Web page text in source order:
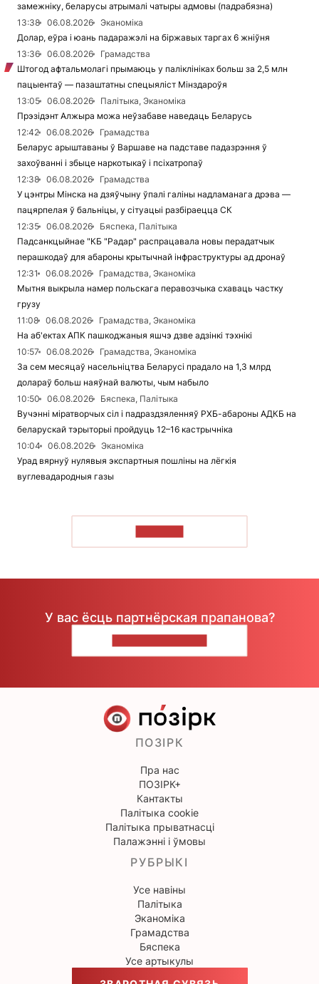
замежніку, беларусы атрымалі чатыры адмовы (падрабязна)
13:38
06.08.2026
Эканоміка
Долар, еўра і юань падаражэлі на біржавых таргах 6 жніўня
13:36
06.08.2026
Грамадства
Штогод афтальмолагі прымаюць у паліклініках больш за 2,5 млн
пацыентаў — пазаштатны спецыяліст Мінздароўя
13:05
06.08.2026
Палітыка, Эканоміка
Прэзідэнт Алжыра можа неўзабаве наведаць Беларусь
12:42
06.08.2026
Грамадства
Беларус арыштаваны ў Варшаве на падставе падазрэння ў
захоўванні і збыце наркотыкаў і псіхатропаў
12:38
06.08.2026
Грамадства
У цэнтры Мінска на дзяўчыну ўпалі галіны надламанага дрэва —
пацярпелая ў бальніцы, у сітуацыі разбіраецца СК
12:35
06.08.2026
Бяспека, Палітыка
Падсанкцыйнае "КБ "Радар" распрацавала новы перадатчык
перашкодаў для абароны крытычнай інфраструктуры ад дронаў
12:31
06.08.2026
Грамадства, Эканоміка
Мытня выкрыла намер польскага перавозчыка схаваць частку
грузу
11:08
06.08.2026
Грамадства, Эканоміка
На аб'ектах АПК пашкоджаныя яшчэ дзве адзінкі тэхнікі
10:57
06.08.2026
Грамадства, Эканоміка
За сем месяцаў насельніцтва Беларусі прадало на 1,3 млрд
долараў больш наяўнай валюты, чым набыло
10:50
06.08.2026
Бяспека, Палітыка
Вучэнні міратворчых сіл і падраздзяленняў РХБ-абароны АДКБ на
беларускай тэрыторыі пройдуць 12–16 кастрычніка
10:04
06.08.2026
Эканоміка
Урад вярнуў нулявыя экспартныя пошліны на лёгкія
вуглевадародныя газы
У вас ёсць партнёрская прапанова?
ПОЗІРК
Пра нас
ПОЗІРК+
Кантакты
Палітыка cookie
Палітыка прыватнасці
Палажэнні і ўмовы
РУБРЫКІ
Усе навіны
Палітыка
Эканоміка
Грамадства
Бяспека
Усе артыкулы